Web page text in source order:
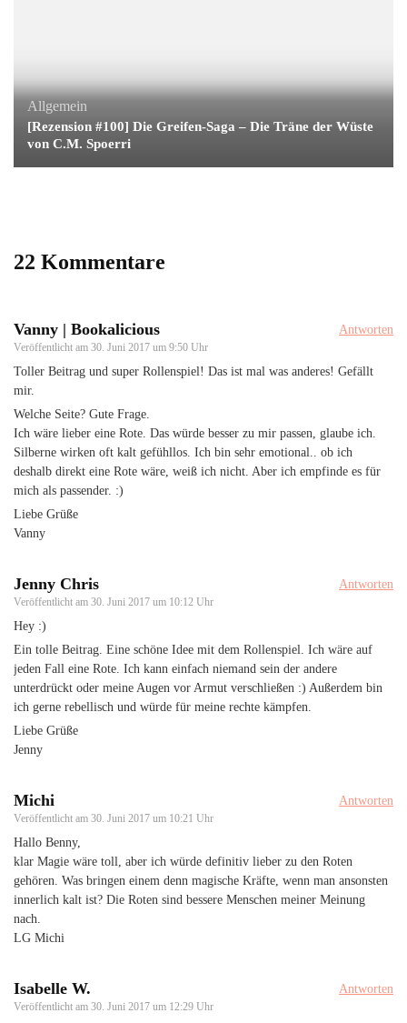
Allgemein
[Rezension #100] Die Greifen-Saga – Die Träne der Wüste
von C.M. Spoerri
22 Kommentare
Vanny | Bookalicious
Veröffentlicht am 30. Juni 2017 um 9:50 Uhr
Antworten
Toller Beitrag und super Rollenspiel! Das ist mal was anderes! Gefällt
mir.
Welche Seite? Gute Frage.
Ich wäre lieber eine Rote. Das würde besser zu mir passen, glaube ich.
Silberne wirken oft kalt gefühllos. Ich bin sehr emotional.. ob ich
deshalb direkt eine Rote wäre, weiß ich nicht. Aber ich empfinde es für
mich als passender. :)
Liebe Grüße
Vanny
Jenny Chris
Veröffentlicht am 30. Juni 2017 um 10:12 Uhr
Antworten
Hey :)
Ein tolle Beitrag. Eine schöne Idee mit dem Rollenspiel. Ich wäre auf
jeden Fall eine Rote. Ich kann einfach niemand sein der andere
unterdrückt oder meine Augen vor Armut verschließen :) Außerdem bin
ich gerne rebellisch und würde für meine rechte kämpfen.
Liebe Grüße
Jenny
Michi
Veröffentlicht am 30. Juni 2017 um 10:21 Uhr
Antworten
Hallo Benny,
klar Magie wäre toll, aber ich würde definitiv lieber zu den Roten
gehören. Was bringen einem denn magische Kräfte, wenn man ansonsten
innerlich kalt ist? Die Roten sind bessere Menschen meiner Meinung
nach.
LG Michi
Isabelle W.
Veröffentlicht am 30. Juni 2017 um 12:29 Uhr
Antworten